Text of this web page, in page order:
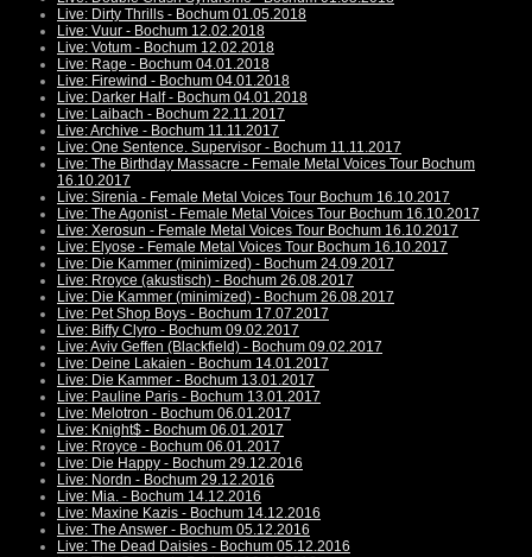
Live: Dirty Thrills - Bochum 01.05.2018
Live: Vuur - Bochum 12.02.2018
Live: Votum - Bochum 12.02.2018
Live: Rage - Bochum 04.01.2018
Live: Firewind - Bochum 04.01.2018
Live: Darker Half - Bochum 04.01.2018
Live: Laibach - Bochum 22.11.2017
Live: Archive - Bochum 11.11.2017
Live: One Sentence. Supervisor - Bochum 11.11.2017
Live: The Birthday Massacre - Female Metal Voices Tour Bochum
16.10.2017
Live: Sirenia - Female Metal Voices Tour Bochum 16.10.2017
Live: The Agonist - Female Metal Voices Tour Bochum 16.10.2017
Live: Xerosun - Female Metal Voices Tour Bochum 16.10.2017
Live: Elyose - Female Metal Voices Tour Bochum 16.10.2017
Live: Die Kammer (minimized) - Bochum 24.09.2017
Live: Rroyce (akustisch) - Bochum 26.08.2017
Live: Die Kammer (minimized) - Bochum 26.08.2017
Live: Pet Shop Boys - Bochum 17.07.2017
Live: Biffy Clyro - Bochum 09.02.2017
Live: Aviv Geffen (Blackfield) - Bochum 09.02.2017
Live: Deine Lakaien - Bochum 14.01.2017
Live: Die Kammer - Bochum 13.01.2017
Live: Pauline Paris - Bochum 13.01.2017
Live: Melotron - Bochum 06.01.2017
Live: Knight$ - Bochum 06.01.2017
Live: Rroyce - Bochum 06.01.2017
Live: Die Happy - Bochum 29.12.2016
Live: Nordn - Bochum 29.12.2016
Live: Mia. - Bochum 14.12.2016
Live: Maxine Kazis - Bochum 14.12.2016
Live: The Answer - Bochum 05.12.2016
Live: The Dead Daisies - Bochum 05.12.2016